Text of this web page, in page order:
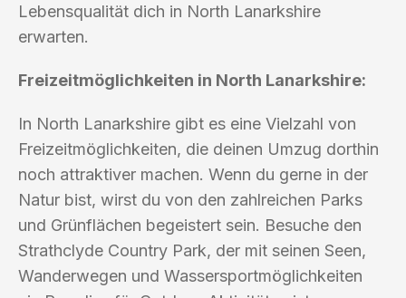
Lebensqualität dich in North Lanarkshire
erwarten.
Freizeitmöglichkeiten in North Lanarkshire:
In North Lanarkshire gibt es eine Vielzahl von
Freizeitmöglichkeiten, die deinen Umzug dorthin
noch attraktiver machen. Wenn du gerne in der
Natur bist, wirst du von den zahlreichen Parks
und Grünflächen begeistert sein. Besuche den
Strathclyde Country Park, der mit seinen Seen,
Wanderwegen und Wassersportmöglichkeiten